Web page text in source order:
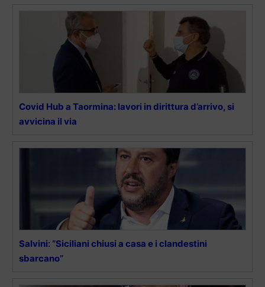
Covid Hub a Taormina: lavori in dirittura d’arrivo, si
avvicina il via
Salvini: “Siciliani chiusi a casa e i clandestini
sbarcano”